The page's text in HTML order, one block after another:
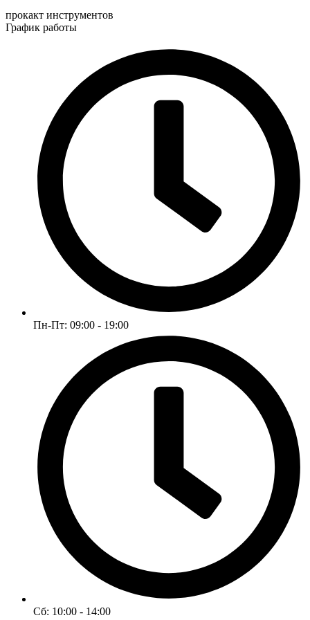
прокакт инструментов
График работы
Пн-Пт: 09:00 - 19:00
Сб: 10:00 - 14:00